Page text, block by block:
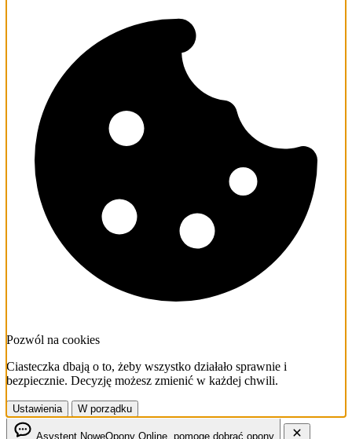
Pozwól na cookies
Ciasteczka dbają o to, żeby wszystko działało sprawnie i
bezpiecznie. Decyzję możesz zmienić w każdej chwili.
Ustawienia W porządku
Asystent NoweOpony Online, pomogę dobrać opony